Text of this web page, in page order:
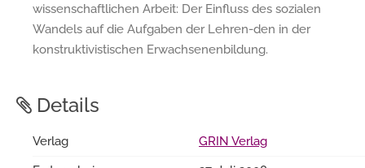
wissenschaftlichen Arbeit: Der Einfluss des sozialen
Wandels auf die Aufgaben der Lehren-den in der
konstruktivistischen Erwachsenenbildung.
Details
Verlag
GRIN Verlag